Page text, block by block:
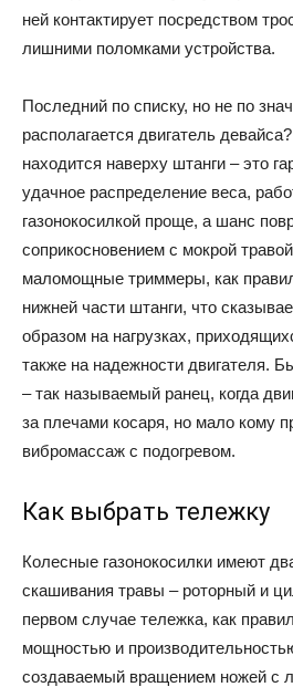
ней контактирует посредством
лишними поломками устройства.
Последний по списку, но не по
располагается двигатель
находится наверху штанги – это
удачное распределение веса,
газонокосилкой проще, а шанс
соприкосновением с мокрой
маломощные триммеры, как
нижней части штанги, что
образом на нагрузках,
также на надежности двигателя.
– так называемый ранец, когда
за плечами косаря, но мало кому
вибромассаж с подогревом.
Как выбрать тележку
Колесные газонокосилки имеют
скашивания травы – роторный и
первом случае тележка, как
мощностью и
создаваемый вращением ножей с